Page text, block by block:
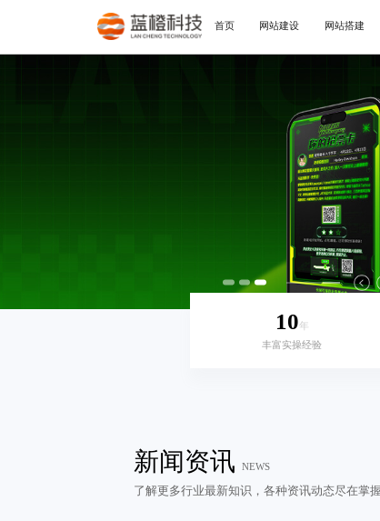
首页 网站建设 网站搭建
10年
丰富实操经验
新闻资讯 NEWS
了解更多行业最新知识，各种资讯动态尽在掌